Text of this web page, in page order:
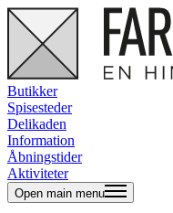
Butikker
Spisesteder
Delikaden
Information
Åbningstider
Aktiviteter
Open main menu